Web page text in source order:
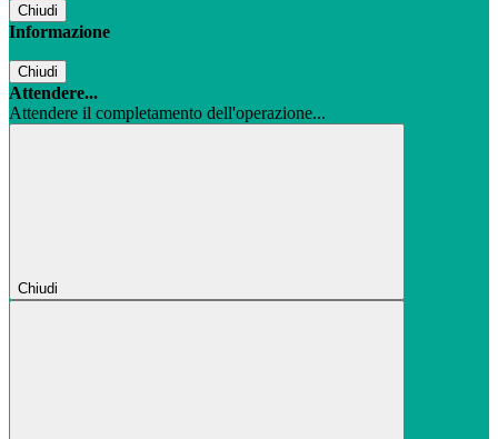
Chiudi
Informazione
Chiudi
Attendere...
Attendere il completamento dell'operazione...
Chiudi